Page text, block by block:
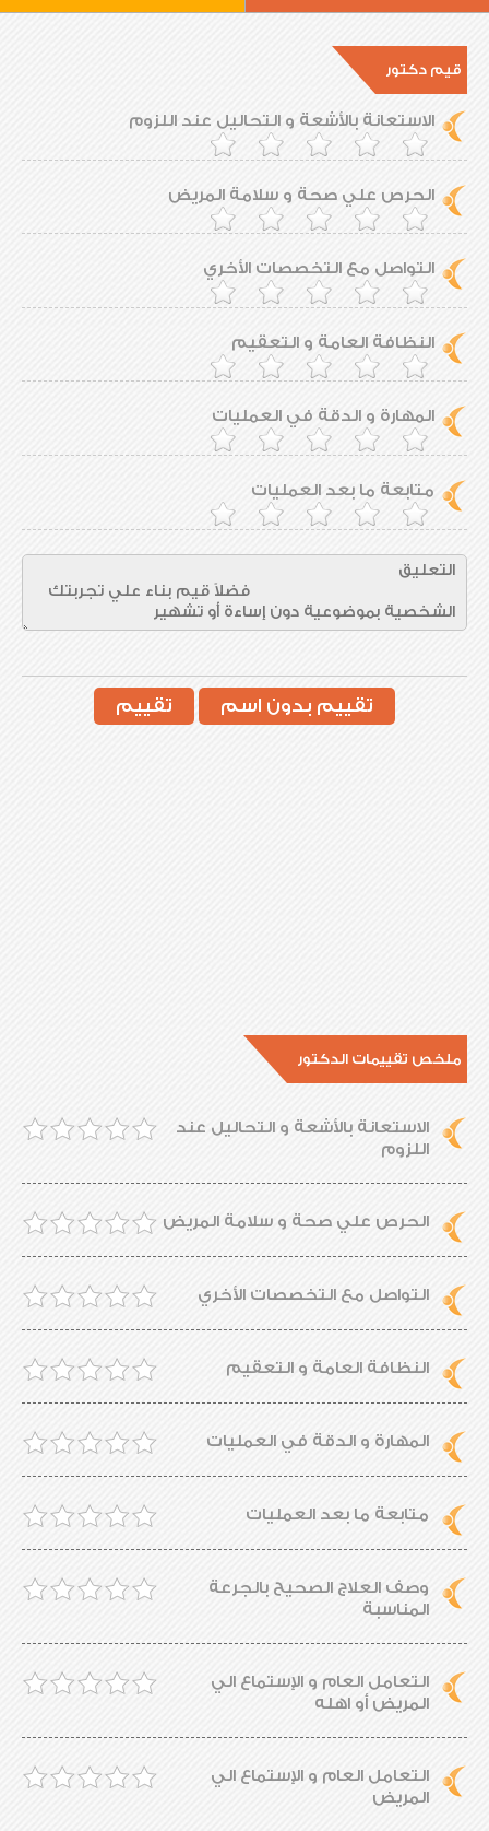
قيم دكتور
الاستعانة بالأشعة و التحاليل عند اللزوم
الحرص علي صحة و سلامة المريض
التواصل مع التخصصات الأخري
النظافة العامة و التعقيم
المهارة و الدقة في العمليات
متابعة ما بعد العمليات
تقييم بدون اسم تقييم
ملخص تقييمات الدكتور
الاستعانة بالأشعة و التحاليل عند
اللزوم
الحرص علي صحة و سلامة المريض
التواصل مع التخصصات الأخري
النظافة العامة و التعقيم
المهارة و الدقة في العمليات
متابعة ما بعد العمليات
وصف العلاج الصحيح بالجرعة
المناسبة
التعامل العام و الإستماع الي
المريض أو اهله
التعامل العام و الإستماع الي
المريض